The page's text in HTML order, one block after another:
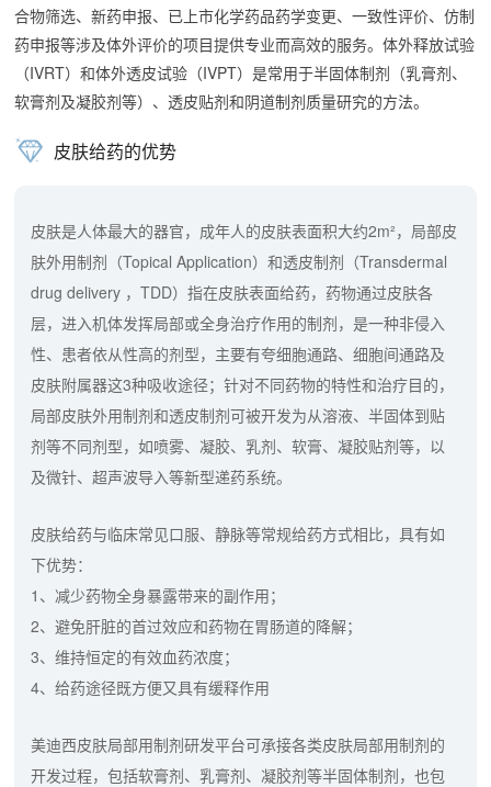
合物筛选、新药申报、已上市化学药品药学变更、一致性评价、仿制
药申报等涉及体外评价的项目提供专业而高效的服务。体外释放试验
（IVRT）和体外透皮试验（IVPT）是常用于半固体制剂（乳膏剂、
软膏剂及凝胶剂等）、透皮贴剂和阴道制剂质量研究的方法。
皮肤给药的优势
皮肤是人体最大的器官，成年人的皮肤表面积大约2m²，局部皮
肤外用制剂（Topical Application）和透皮制剂（Transdermal
drug delivery ，TDD）指在皮肤表面给药，药物通过皮肤各
层，进入机体发挥局部或全身治疗作用的制剂，是一种非侵入
性、患者依从性高的剂型，主要有夸细胞通路、细胞间通路及
皮肤附属器这3种吸收途径；针对不同药物的特性和治疗目的，
局部皮肤外用制剂和透皮制剂可被开发为从溶液、半固体到贴
剂等不同剂型，如喷雾、凝胶、乳剂、软膏、凝胶贴剂等，以
及微针、超声波导入等新型递药系统。
皮肤给药与临床常见口服、静脉等常规给药方式相比，具有如
下优势：
1、减少药物全身暴露带来的副作用；
2、避免肝脏的首过效应和药物在胃肠道的降解；
3、维持恒定的有效血药浓度；
4、给药途径既方便又具有缓释作用
美迪西皮肤局部用制剂研发平台可承接各类皮肤局部用制剂的
开发过程，包括软膏剂、乳膏剂、凝胶剂等半固体制剂，也包